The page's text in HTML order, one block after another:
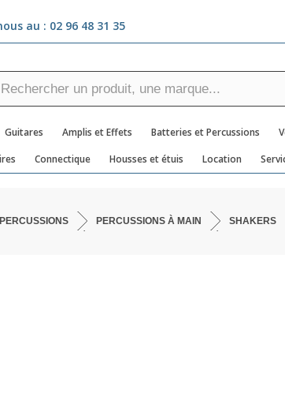
au : 02 96 48 31 35
Guitares Amplis et Effets Batteries et Percussions
Connectique Housses et étuis Location
PERCUSSIONS À MAIN SHAKERS